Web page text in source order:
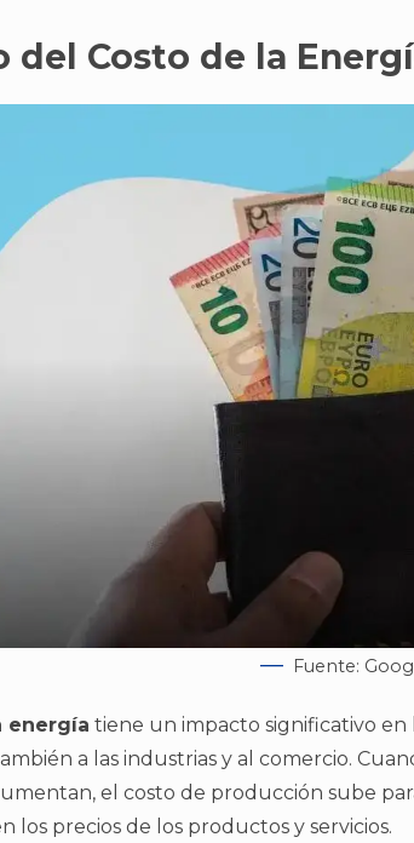
del Costo de la
Fuente:
energía tiene un impacto significativo en
a las industrias y al comercio.
el costo de producción sube
los precios de los productos y servicios.